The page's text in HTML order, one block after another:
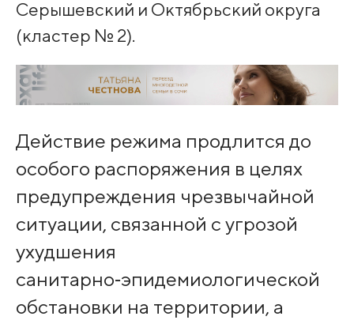
Серышевский и Октябрьский округа
(кластер № 2).
Действие режима продлится до
особого распоряжения в целях
предупреждения чрезвычайной
ситуации, связанной с угрозой
ухудшения
санитарно‑эпидемиологической
обстановки на территории, а